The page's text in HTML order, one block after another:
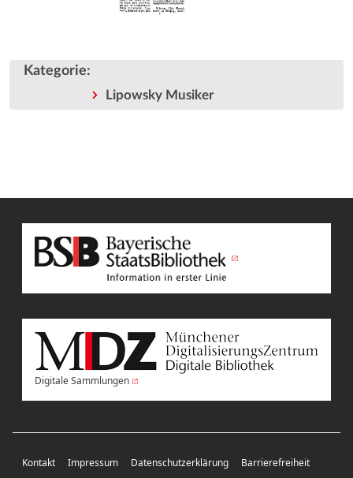
Kategorie:
Lipowsky Musiker
Digitale Sammlungen
Kontakt Impressum Datenschutzerklärung Barrierefreiheit